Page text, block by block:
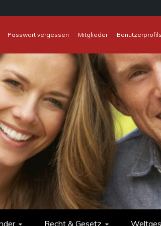
Passwort vergessen Mitglieder
Recht & Gesetz